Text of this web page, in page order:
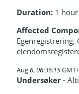
Duration: 1
Affected
Egenregistrering,
Aug6,06:36:15
Undersøker -